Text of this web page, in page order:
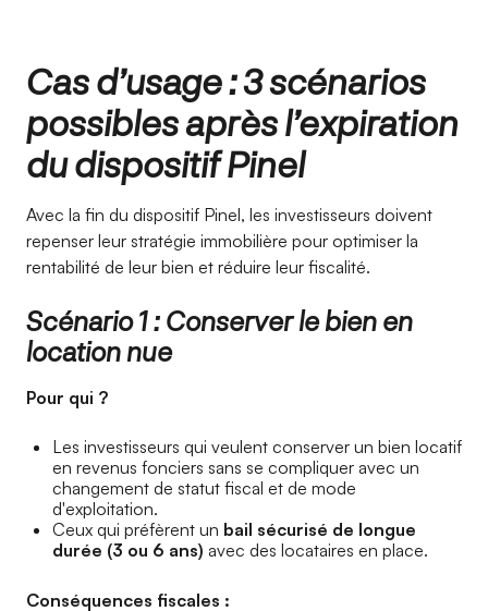
Cas d’usage : 3 scénarios
possibles après l’expiration
du dispositif Pinel
Avec la fin du dispositif Pinel, les investisseurs doivent
repenser leur stratégie immobilière pour optimiser la
rentabilité de leur bien et réduire leur fiscalité.
Scénario 1 : Conserver le bien en
location nue
Pour qui ?
Les investisseurs qui veulent conserver un bien locatif
en revenus fonciers sans se compliquer avec un
changement de statut fiscal et de mode
d'exploitation.
Ceux qui préfèrent un bail sécurisé de longue
durée (3 ou 6 ans) avec des locataires en place.
Conséquences fiscales :